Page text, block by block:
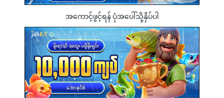
အကောင့်ဖွင့်ရန် ပုံအပေါ်သို့နှိပ်ပါ